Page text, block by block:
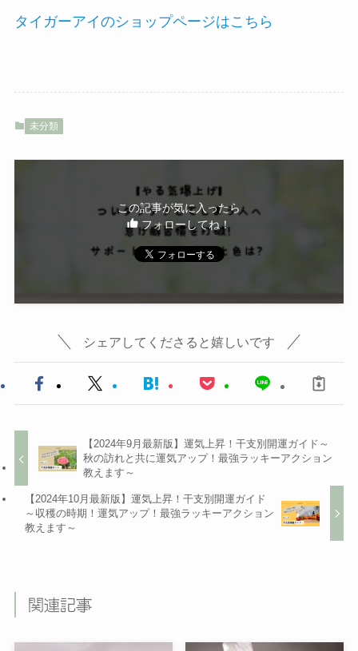
タイガーアイのショップページはこちら
未分類
この記事が気に入ったら
フォローしてね！
シェアしてくださると嬉しいです
【2024年9月最新版】運気上昇！干支別開運ガイド～
秋の訪れと共に運気アップ！最強ラッキーアクション
教えます～
【2024年10月最新版】運気上昇！干支別開運ガイド
～収穫の時期！運気アップ！最強ラッキーアクション
教えます～
関連記事